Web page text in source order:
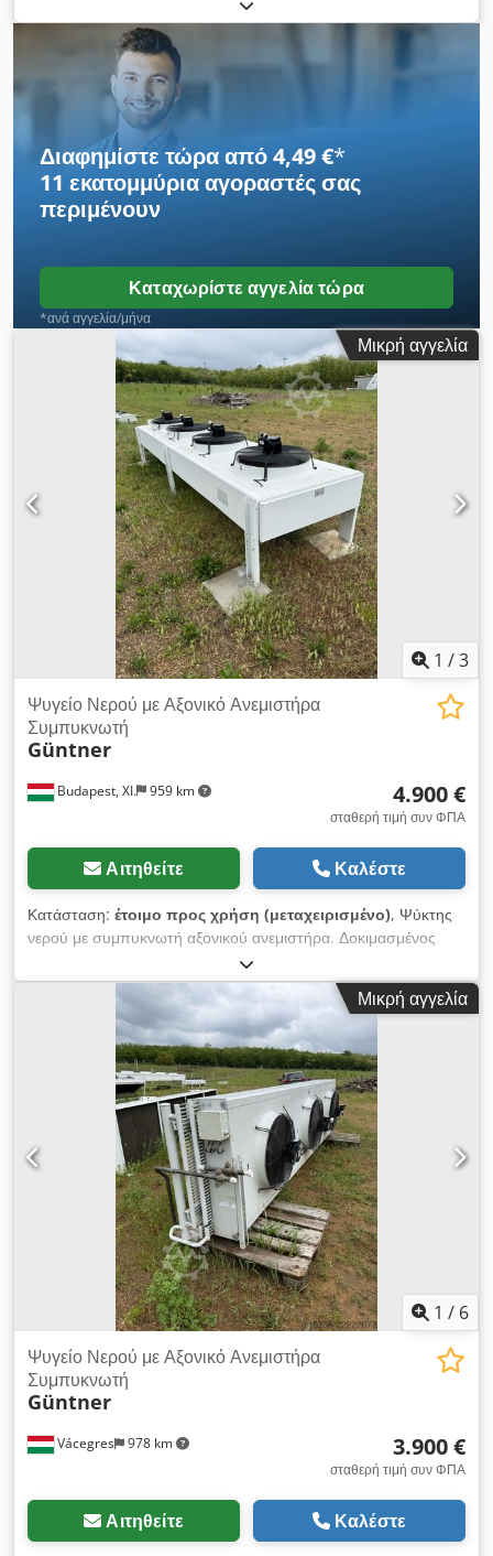
-Στροφές/λεπτό: 880/660 -Διαστάσεις συσκευής: 10250 x 2300
x 1450 mm -Χωρητικότητα: 300,3 L -Βάρος: 1860 kg
-Διαθέσιμη ποσότητα στην αποθήκη: 1 τεμάχιο -Αριθμός
αποθήκης: SK 172 -Κατάσταση: Μεταχειρισμένο, σε πολύ καλή
Διαφημίστε τώρα από 4,49 €*
11 εκατομμύρια αγοραστέςσας
περιμένουν
Καταχωρίστε αγγελία τώρα
*ανά αγγελία/μήνα
Μικρή αγγελία
1 /3
Budapest, XI. 959 km
Ψυγείο Νερού με Αξονικό Ανεμιστήρα
Συμπυκνωτή
Güntner
4.900 €
σταθερή τιμή συν ΦΠΑ
Αιτηθείτε Καλέστε
Κατάσταση: έτοιμο προς χρήση (μεταχειρισμένο), Ψύκτης
νερού με συμπυκνωτή αξονικού ανεμιστήρα. Δοκιμασμένος
υπό πίεση, έτοιμος προς χρήση. Τοπική τοποθεσία: Ουγγαρία
(ΕΕ) Crjdpfx Ajzhg I Iemrjf
Μικρή αγγελία
1 / 6
Vácegres 978 km
Ψυγείο Νερού με Αξονικό Ανεμιστήρα
Συμπυκνωτή
Güntner
3.900 €
σταθερή τιμή συν ΦΠΑ
Αιτηθείτε Καλέστε